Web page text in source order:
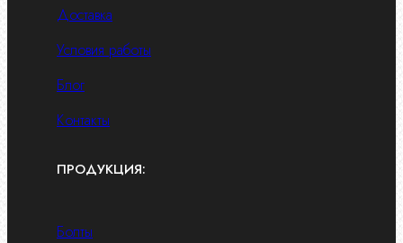
Доставка
Условия работы
Блог
Контакты
ПРОДУКЦИЯ:
Болты